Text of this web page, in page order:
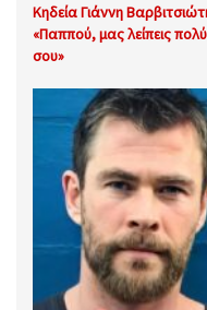
Κηδεία Γιάννη
«Παππού, μας λείπεις
σου»